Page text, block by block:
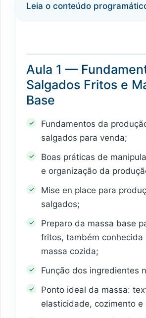
Leia o conteúdo
Aula 1 —
Salgados Fritos e
Base
Fundamentos da
salgados para venda;
Boas práticas de
e organização da
Mise en place para
salgados;
Preparo da massa base
fritos, também conhecida
massa cozida;
Função dos ingredientes
Ponto ideal da massa:
elasticidade, cozimento e